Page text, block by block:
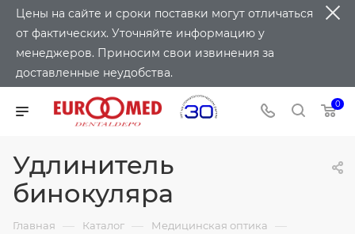
Цены на сайте и сроки поставки могут отличаться
от фактических. Уточняйте информацию у
менеджеров. Приносим свои извинения за
доставленные неудобства.
0
Удлинитель
бинокуляра
Главная — Каталог — Медицинская оптика —